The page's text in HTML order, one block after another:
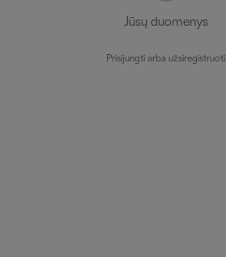
Jūsų duomenys
Prisijungti arba užsiregistruoti